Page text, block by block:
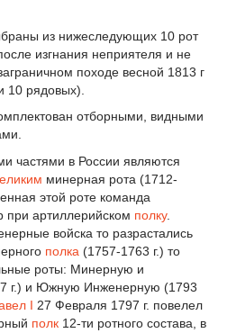
из нижеследующих 10 рот
изгнания неприятеля и не
походе весной 1813 г
10 рядовых).
отборными, видными
частями в России являются
минерная рота (1712-
этой роте команда
при артиллерийском полку.
войска то разрастались
полка (1757-1763 г.) то
роты: Минерную и
г.) и Южную Инженерную (1793
I 27 Февраля 1797 г. повелел
полк 12-ти ротного состава, в